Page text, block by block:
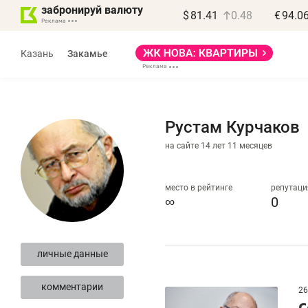
забронируй валюту $ 81.41 0.48 €
Казань Закамье
личные данные
комментарии
Рустам Курчаков
на сайте 14 лет 11 месяцев
место в рейтинге
∞ 0
МАРТ
правил, бизнес может
потерять минимум
полгода»